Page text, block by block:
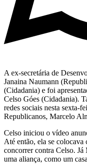
A ex-secretária de
Janaina Naumann
(Cidadania) e foi
Celso Góes (Cidadania).
redes sociais nesta sexta-
Republicanos, Marcelo
Celso iniciou o vídeo
Até então, ela se colocava
concorrer contra Celso.
uma aliança, como um